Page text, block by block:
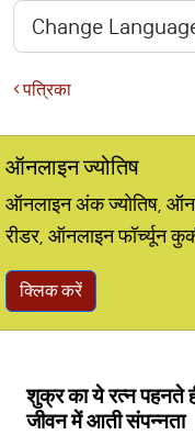
पत्रिका
ऑनलाइन ज्योतिष
ऑनलाइन अंक ज्योतिष,
रीडर, ऑनलाइन फॉर्च्यून
क्लिक करें
शुक्र का ये रत्न पहनते
जीवन में आती संपन्नता